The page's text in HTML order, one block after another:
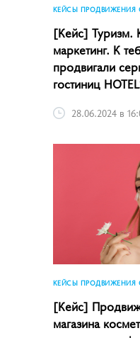
КЕЙСЫ ПРОДВИЖЕНИЯ
[Кейс] Туризм.
маркетинг. К
продвигали
гостиниц
28.06.2024 в
КЕЙСЫ ПРОДВИЖЕНИЯ
[Кейс]
магазина